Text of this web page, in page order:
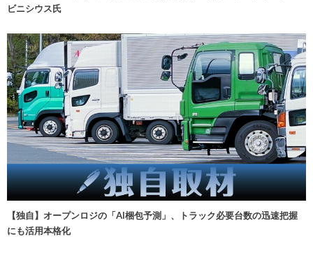
ビニシウス氏
【独自】オープンロジの「AI梱包予測」、トラック必要台数の迅速把握
にも活用本格化